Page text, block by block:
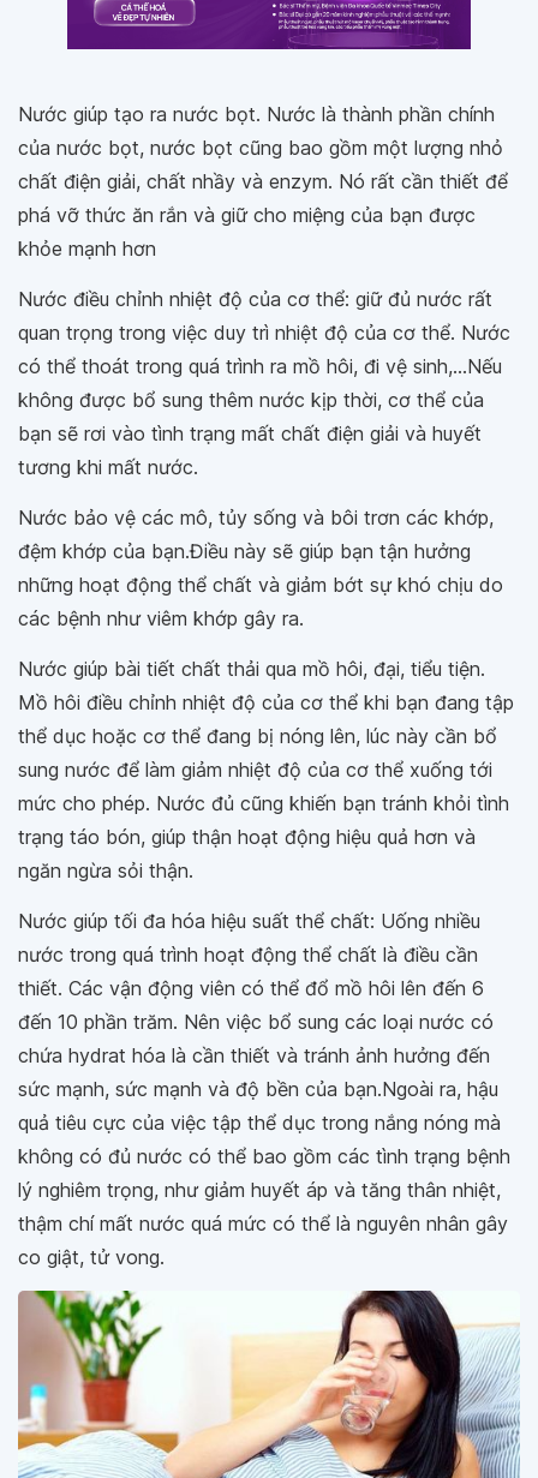
Nước giúp tạo ra nước bọt. Nước là thành phần chính
của nước bọt, nước bọt cũng bao gồm một lượng nhỏ
chất điện giải, chất nhầy và enzym. Nó rất cần thiết để
phá vỡ thức ăn rắn và giữ cho miệng của bạn được
khỏe mạnh hơn
Nước điều chỉnh nhiệt độ của cơ thể: giữ đủ nước rất
quan trọng trong việc duy trì nhiệt độ của cơ thể. Nước
có thể thoát trong quá trình ra mồ hôi, đi vệ sinh,...Nếu
không được bổ sung thêm nước kịp thời, cơ thể của
bạn sẽ rơi vào tình trạng mất chất điện giải và huyết
tương khi mất nước.
Nước bảo vệ các mô, tủy sống và bôi trơn các khớp,
đệm khớp của bạn.Điều này sẽ giúp bạn tận hưởng
những hoạt động thể chất và giảm bớt sự khó chịu do
các bệnh như viêm khớp gây ra.
Nước giúp bài tiết chất thải qua mồ hôi, đại, tiểu tiện.
Mồ hôi điều chỉnh nhiệt độ của cơ thể khi bạn đang tập
thể dục hoặc cơ thể đang bị nóng lên, lúc này cần bổ
sung nước để làm giảm nhiệt độ của cơ thể xuống tới
mức cho phép. Nước đủ cũng khiến bạn tránh khỏi tình
trạng táo bón, giúp thận hoạt động hiệu quả hơn và
ngăn ngừa sỏi thận.
Nước giúp tối đa hóa hiệu suất thể chất: Uống nhiều
nước trong quá trình hoạt động thể chất là điều cần
thiết. Các vận động viên có thể đổ mồ hôi lên đến 6
đến 10 phần trăm. Nên việc bổ sung các loại nước có
chứa hydrat hóa là cần thiết và tránh ảnh hưởng đến
sức mạnh, sức mạnh và độ bền của bạn.Ngoài ra, hậu
quả tiêu cực của việc tập thể dục trong nắng nóng mà
không có đủ nước có thể bao gồm các tình trạng bệnh
lý nghiêm trọng, như giảm huyết áp và tăng thân nhiệt,
thậm chí mất nước quá mức có thể là nguyên nhân gây
co giật, tử vong.